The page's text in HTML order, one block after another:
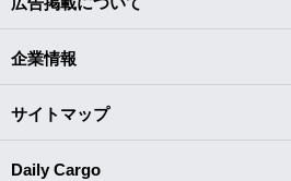
企業情報
サイトマップ
Daily Cargo